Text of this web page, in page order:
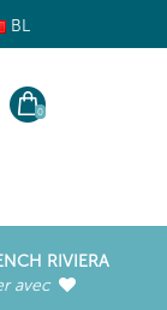
BL
0
RIVIERA
avec